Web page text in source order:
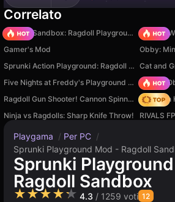
Correlato
Sprunki Sandbox: Ragdoll Playground Mode
Gamer's Mod
Obby:
Sprunki Action Playground: Ragdoll Sandbox Cat and
Five Nights at Freddy's Playground Sandbox
Hidden
Ragdoll Gun Shooter! Cannon Spinner Playground
My Town
Ninja vs Ragdolls: Sharp Knife Throw!
RIVALS
Playgama / Per PC /
Sprunki Playground Mod - Ragdoll
Sprunki
Ragdoll Sandbox
★★★★★ 4.3 / 1259 voti 12